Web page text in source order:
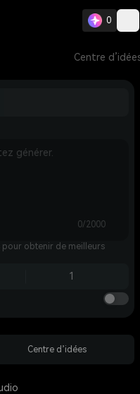
0
Centre
0/2000
pour obtenir de meilleurs
1
Centre d’idées